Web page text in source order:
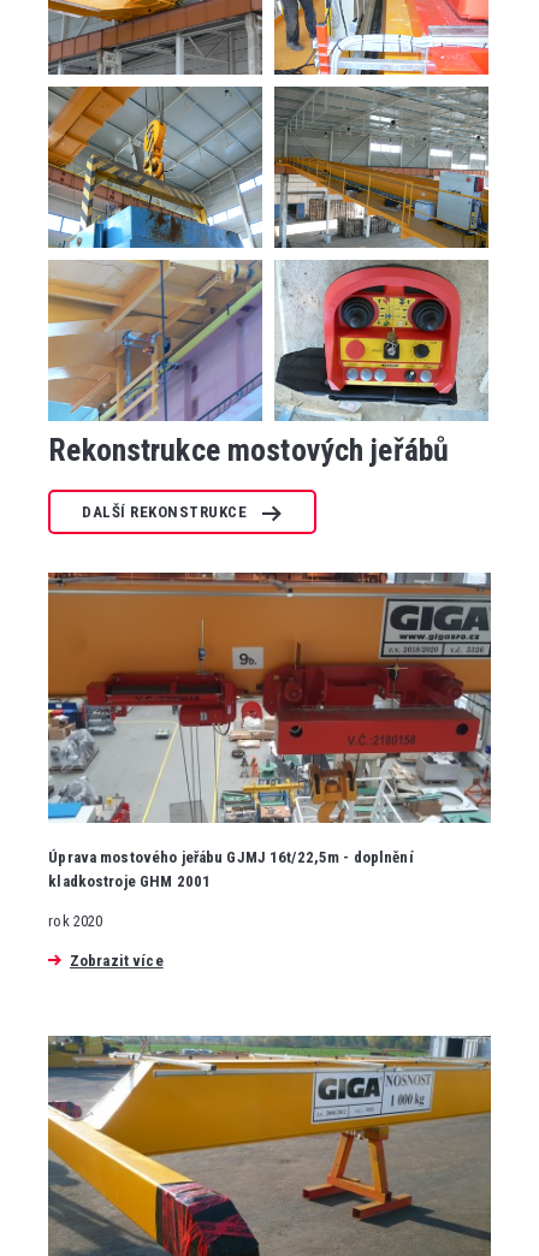
Rekonstrukce mostových jeřábů
DALŠÍ REKONSTRUKCE
Úprava mostového jeřábu GJMJ 16t/22,5m - doplnění
kladkostroje GHM 2001
rok 2020
Zobrazit více